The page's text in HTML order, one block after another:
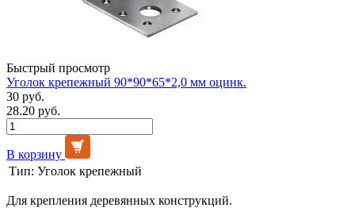
Быстрый просмотр
Уголок крепежный 90*90*65*2,0 мм оцинк.
30 руб.
28.20 руб.
В корзину
Тип: Уголок крепежный
Для крепления деревянных конструкций.